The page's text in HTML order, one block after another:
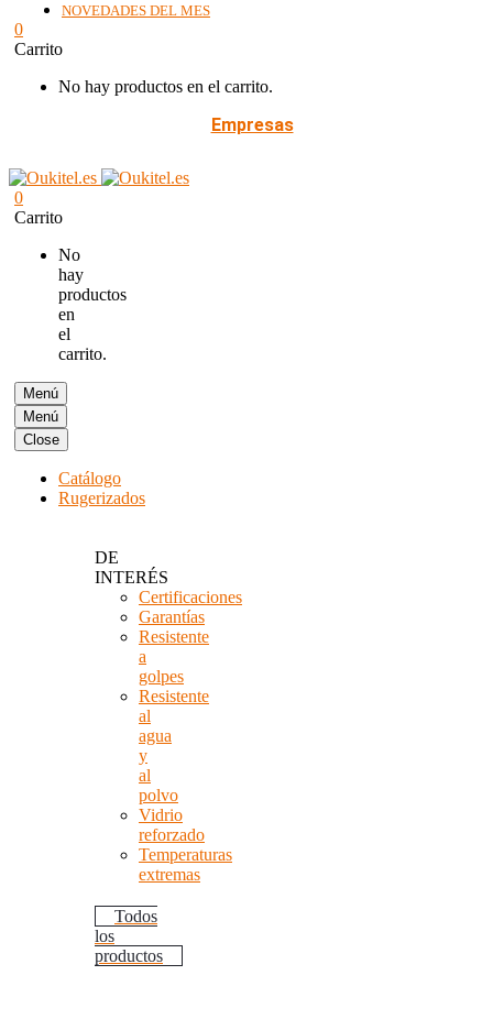
NOVEDADES DEL MES
0
Carrito
No hay productos en el carrito.
Empresas
0
Carrito
No
hay
productos
en
el
carrito.
Menú
Menú
Close
Catálogo
Rugerizados
DE
INTERÉS
Certificaciones
Garantías
Resistente
a
golpes
Resistente
al
agua
y
al
polvo
Vidrio
reforzado
Temperaturas
extremas
Todos
los
productos